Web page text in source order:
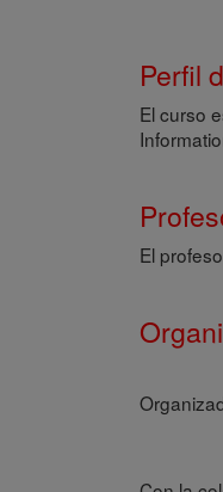
Perfil
El curso
El